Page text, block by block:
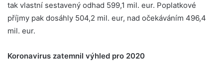
tak vlastní sestavený odhad 599,1 mil. eur. Poplatkové
příjmy pak dosáhly 504,2 mil. eur, nad očekáváním 496,4
mil. eur.
Koronavirus zatemnil výhled pro 2020